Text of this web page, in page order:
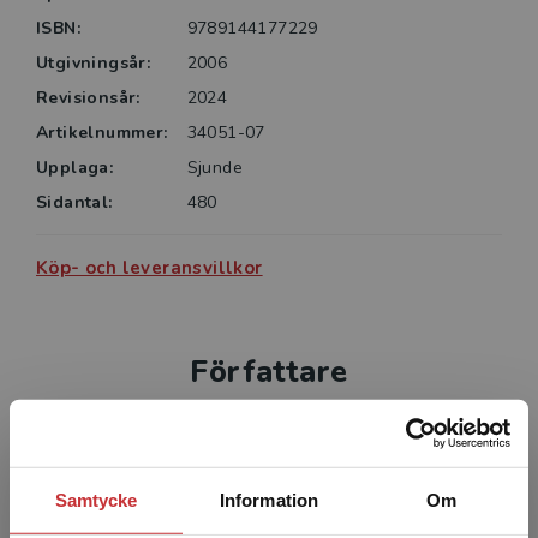
Samtycke Information Om
kommer i kontakt med kriminalitet av olika slag.
ISBN:
9789144177229
Utgivningsår:
2006
Revisionsår:
2024
Artikelnummer:
34051-07
Upplaga:
Sjunde
Sidantal:
480
Köp- och leveransvillkor
Författare